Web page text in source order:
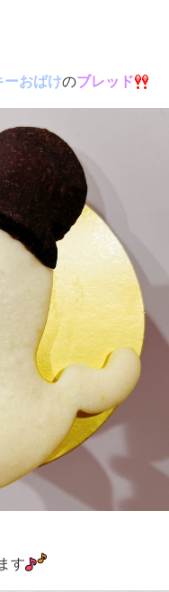
ーおばけのブレッド
す